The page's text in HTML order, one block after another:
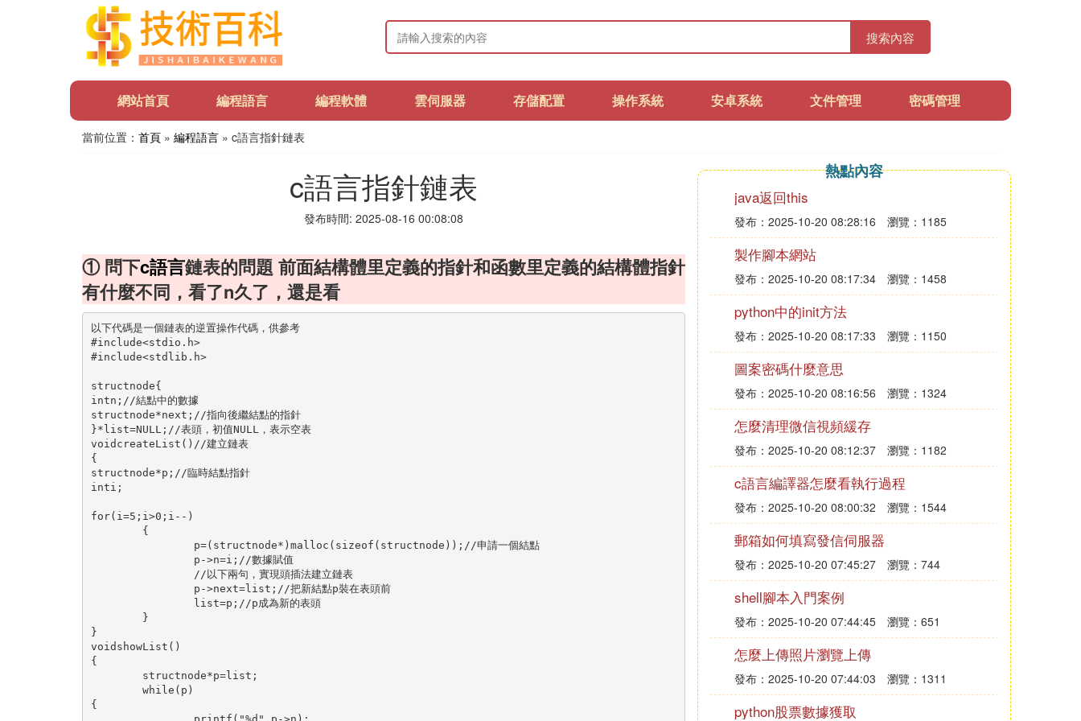
搜索內容
網站首頁 編程語言 編程軟體 雲伺服器 存儲配置 操作系統 安卓系統 文件管理 密碼管理
當前位置： 首頁 » 編程語言 » c語言指針鏈表
c語言指針鏈表
發布時間: 2025-08-16 00:08:08
① 問下c語言鏈表的問題 前面結構體里定義的指針和函數里定義的結構體指針
有什麼不同，看了n久了，還是看
以下代碼是一個鏈表的逆置操作代碼，供參考
#include<stdio.h>
#include<stdlib.h>
structnode{
intn;//結點中的數據
structnode*next;//指向後繼結點的指針
}*list=NULL;//表頭，初值NULL，表示空表
voidcreateList()//建立鏈表
{
structnode*p;//臨時結點指針
inti;
for(i=5;i>0;i--)
	{
		p=(structnode*)malloc(sizeof(structnode));//申請一個結點
		p->n=i;//數據賦值
		//以下兩句，實現頭插法建立鏈表
		p->next=list;//把新結點p裝在表頭前
		list=p;//p成為新的表頭
	}
}
voidshowList()
{
	structnode*p=list;
	while(p)
{
		printf("%d",p->n);
熱點內容
java返回this
發布：2025-10-20 08:28:16 瀏覽：1185
製作腳本網站
發布：2025-10-20 08:17:34 瀏覽：1458
python中的init方法
發布：2025-10-20 08:17:33 瀏覽：1150
圖案密碼什麼意思
發布：2025-10-20 08:16:56 瀏覽：1324
怎麼清理微信視頻緩存
發布：2025-10-20 08:12:37 瀏覽：1182
c語言編譯器怎麼看執行過程
發布：2025-10-20 08:00:32 瀏覽：1544
郵箱如何填寫發信伺服器
發布：2025-10-20 07:45:27 瀏覽：744
shell腳本入門案例
發布：2025-10-20 07:44:45 瀏覽：651
怎麼上傳照片瀏覽上傳
發布：2025-10-20 07:44:03 瀏覽：1311
python股票數據獲取